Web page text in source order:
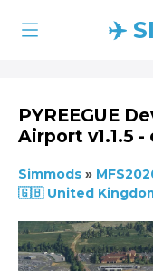
✈️
PYREEGUE
Airport v1.1.5 -
Simmods »
🇬🇧 United